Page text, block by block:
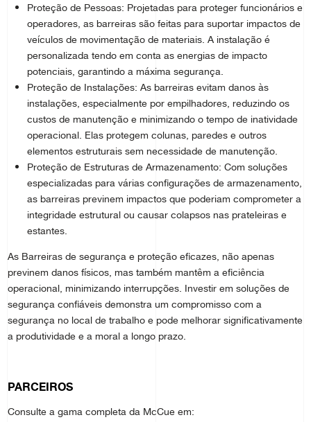
Proteção de Pessoas: Projetadas para proteger funcionários e
operadores, as barreiras são feitas para suportar impactos de
veículos de movimentação de materiais. A instalação é
personalizada tendo em conta as energias de impacto
potenciais, garantindo a máxima segurança.
Proteção de Instalações: As barreiras evitam danos às
instalações, especialmente por empilhadores, reduzindo os
custos de manutenção e minimizando o tempo de inatividade
operacional. Elas protegem colunas, paredes e outros
elementos estruturais sem necessidade de manutenção.
Proteção de Estruturas de Armazenamento: Com soluções
especializadas para várias configurações de armazenamento,
as barreiras previnem impactos que poderiam comprometer a
integridade estrutural ou causar colapsos nas prateleiras e
estantes.
As Barreiras de segurança e proteção eficazes, não apenas
previnem danos físicos, mas também mantêm a eficiência
operacional, minimizando interrupções. Investir em soluções de
segurança confiáveis demonstra um compromisso com a
segurança no local de trabalho e pode melhorar significativamente
a produtividade e a moral a longo prazo.
PARCEIROS
Consulte a gama completa da McCue em: